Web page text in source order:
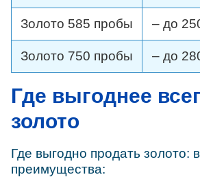
Золото 585 пробы – до
Золото 750 пробы – до
Где выгоднее
золото
Где выгодно продать золото:
преимущества: